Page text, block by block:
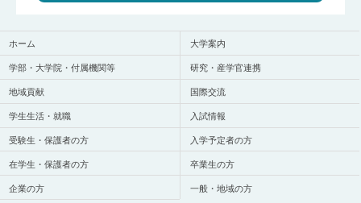
ホーム
大学案内
学部・大学院・付属機関等
研究・産学官連携
地域貢献
国際交流
学生生活・就職
入試情報
受験生・保護者の方
入学予定者の方
在学生・保護者の方
卒業生の方
企業の方
一般・地域の方